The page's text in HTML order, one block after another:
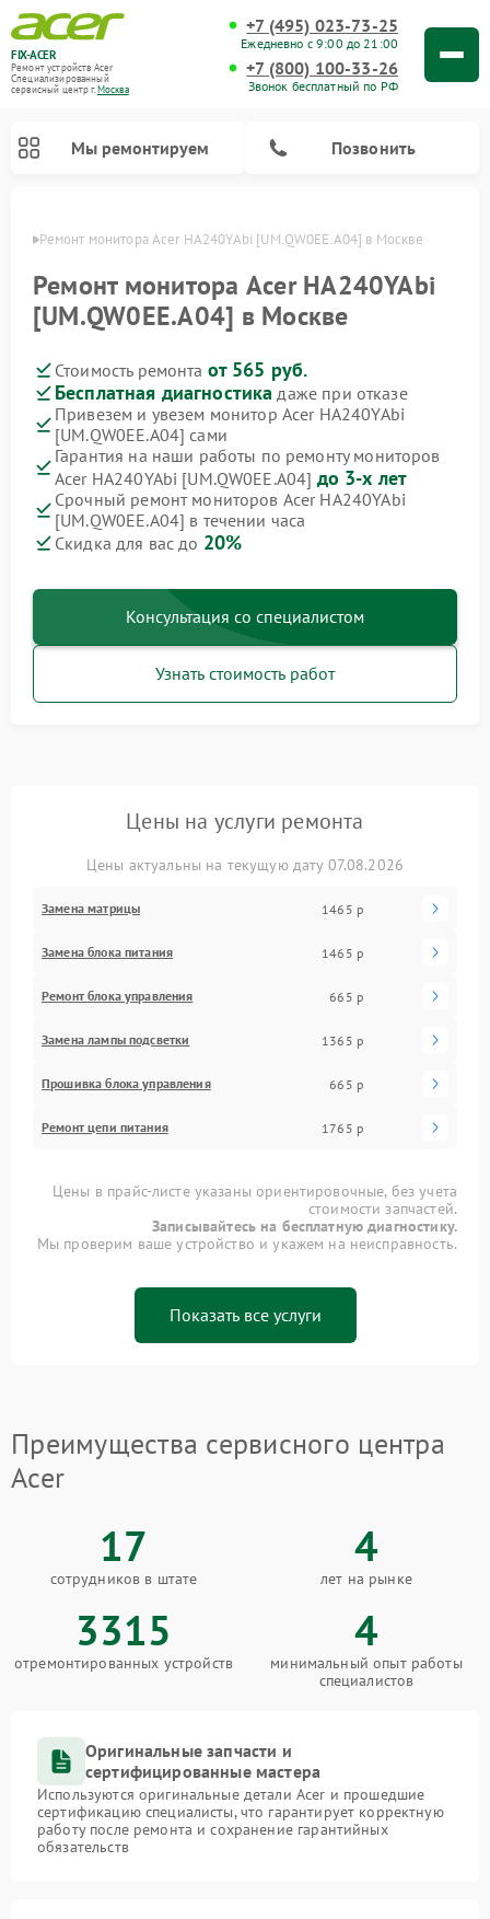
FIX-ACER
Ремонт устройств Acer
Специализированный
cервисный центр г.Москва
+7 (495) 023-73-25
Ежедневно с 9:00 до 21:00
+7 (800) 100-33-26
Звонок бесплатный по РФ
Мы ремонтируем Позвонить
Ремонт монитора Acer HA240YAbi [UM.QW0EE.A04] в Москве
Ремонт монитора Acer HA240YAbi
[UM.QW0EE.A04] в Москве
Стоимость ремонта от 565 руб.
Бесплатная диагностика даже при отказе
Привезем и увезем монитор Acer HA240YAbi
[UM.QW0EE.A04] сами
Гарантия на наши работы по ремонту мониторов
Acer HA240YAbi [UM.QW0EE.A04] до 3-х лет
Срочный ремонт мониторов Acer HA240YAbi
[UM.QW0EE.A04] в течении часа
Скидка для вас до 20%
Консультация со специалистом
Узнать стоимость работ
Цены на услуги ремонта
Цены актуальны на текущую дату 07.08.2026
Замена матрицы 1465 р
Замена блока питания 1465 р
Ремонт блока управления 665 р
Замена лампы подсветки 1365 р
Прошивка блока управления 665 р
Ремонт цепи питания 1765 р
Цены в прайс-листе указаны ориентировочные, без учета
стоимости запчастей.
Записывайтесь на бесплатную диагностику.
Мы проверим ваше устройство и укажем на неисправность.
Показать все услуги
Преимущества сервисного центра
Acer
17
сотрудников в штате
4
лет на рынке
3315
отремонтированных устройств
4
минимальный опыт работы
специалистов
Оригинальные запчасти и
сертифицированные мастера
Используются оригинальные детали Acer и прошедшие
сертификацию специалисты, что гарантирует корректную
работу после ремонта и сохранение гарантийных
обязательств